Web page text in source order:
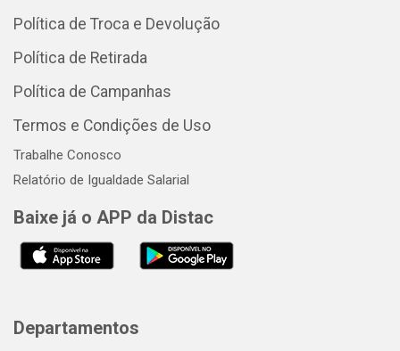
Política de Troca e Devolução
Política de Retirada
Política de Campanhas
Termos e Condições de Uso
Trabalhe Conosco
Relatório de Igualdade Salarial
Baixe já o APP da Distac
Departamentos